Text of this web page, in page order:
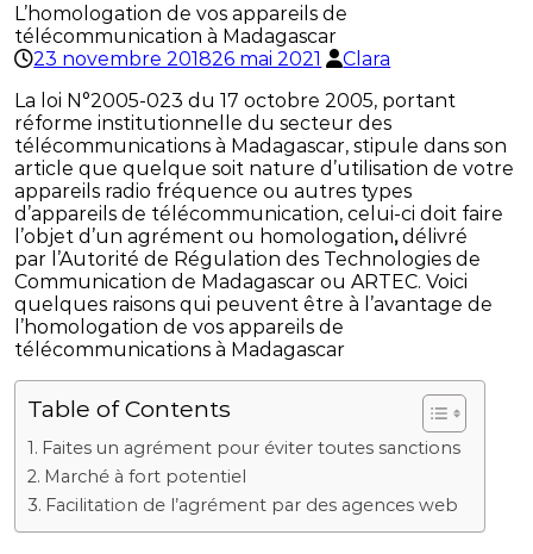
L’homologation de vos appareils de
télécommunication à Madagascar
23 novembre 201826 mai 2021
Clara
La loi N°2005-023 du 17 octobre 2005, portant
réforme institutionnelle du secteur des
télécommunications à Madagascar, stipule dans son
article que quelque soit nature d’utilisation de votre
appareils radio fréquence ou autres types
d’appareils de télécommunication, celui-ci doit faire
l’objet d’un agrément ou homologation,délivré
par l’Autorité de Régulation des Technologies de
Communication de Madagascar ou ARTEC. Voici
quelques raisons qui peuvent être à l’avantage de
l’homologation de vos appareils de
télécommunications à Madagascar
Table of Contents
Faites un agrément pour éviter toutes sanctions
Marché à fort potentiel
Facilitation de l’agrément par des agences web